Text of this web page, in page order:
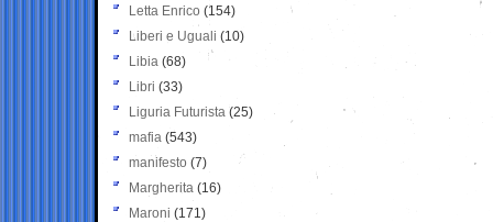
Letta Enrico (154)
Liberi e Uguali (10)
Libia (68)
Libri (33)
Liguria Futurista (25)
mafia (543)
manifesto (7)
Margherita (16)
Maroni (171)